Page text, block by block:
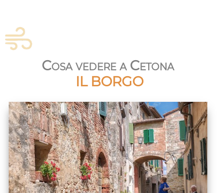
Cosa vedere a Cetona
IL BORGO